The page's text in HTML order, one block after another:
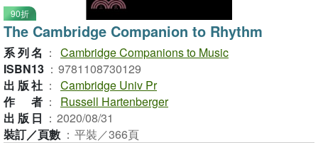
90折
The Cambridge Companion to Rhythm
系列名 ： Cambridge Companions to Music
ISBN13 ： 9781108730129
出版社 ： Cambridge Univ Pr
作者 ：
Russell Hartenberger
出版日 ： 2020/08/31
裝訂／頁數 ： 平裝／366頁